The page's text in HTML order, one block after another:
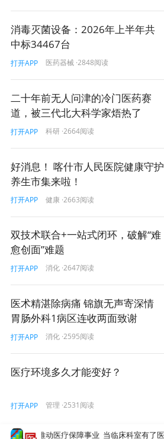
消毒灭菌设备：2026年上半年共
中标34467台
打开APP 医药器械 ·2848阅读
二十年前无人问津的冷门医药赛
道，被三代北大科学家焐热了
打开APP 科研 ·2664阅读
好消息！ 喀什市人民医院健康守护
养生市集来啦！
打开APP 健康 ·2663阅读
双技术联合+一站式闭环，破解“难
愈创面”难题
打开APP 消化 ·2647阅读
医术精湛除病痛 锦旗无声寄深情
胃肠外科1病区连收两面致谢
打开APP 消化 ·2595阅读
医疗环境多久才能变好？
打开APP 管理 ·2531阅读
保障事业 当临床科室有了医保员